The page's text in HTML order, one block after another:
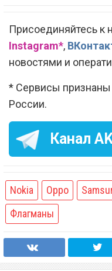
Присоединяйтесь к
Instagram*,
новостями и
* Сервисы
России.
Канал
Nokia Oppo
Флагманы